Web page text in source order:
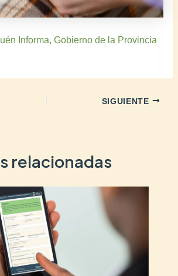
Informa, Gobierno de la Provincia
SIGUIENTE
relacionadas